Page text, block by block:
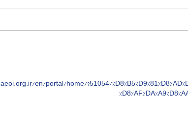
aeoi.org.ir/en/portal/home/?51054/